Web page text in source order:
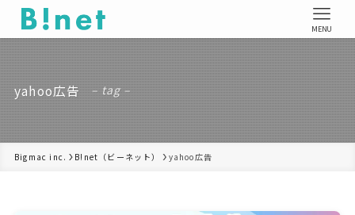
MENU
yahoo広告 – tag –
Bigmac inc. B!net（ビーネット） yahoo広告